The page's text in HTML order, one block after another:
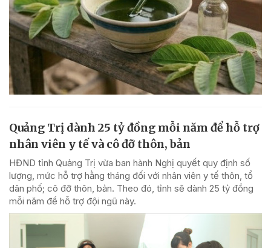
Quảng Trị dành 25 tỷ đồng mỗi năm để hỗ trợ
nhân viên y tế và cô đỡ thôn, bản
HĐND tỉnh Quảng Trị vừa ban hành Nghị quyết quy định số
lượng, mức hỗ trợ hằng tháng đối với nhân viên y tế thôn, tổ
dân phố; cô đỡ thôn, bản. Theo đó, tỉnh sẽ dành 25 tỷ đồng
mỗi năm để hỗ trợ đội ngũ này.